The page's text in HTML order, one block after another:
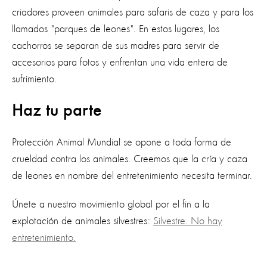
criadores proveen animales para safaris de caza y para los
llamados "parques de leones". En estos lugares, los
cachorros se separan de sus madres para servir de
accesorios para fotos y enfrentan una vida entera de
sufrimiento.
Haz tu parte
Protección Animal Mundial se opone a toda forma de
crueldad contra los animales. Creemos que la cría y caza
de leones en nombre del entretenimiento necesita terminar.
Únete a nuestro movimiento global por el fin a la
explotación de animales silvestres: Silvestre. No hay
entretenimiento.